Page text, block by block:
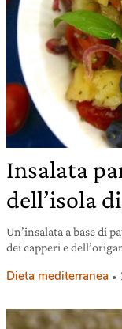
Insalata
dell’isola
Un’insalata a base di
dei capperi e
Dieta mediterranea